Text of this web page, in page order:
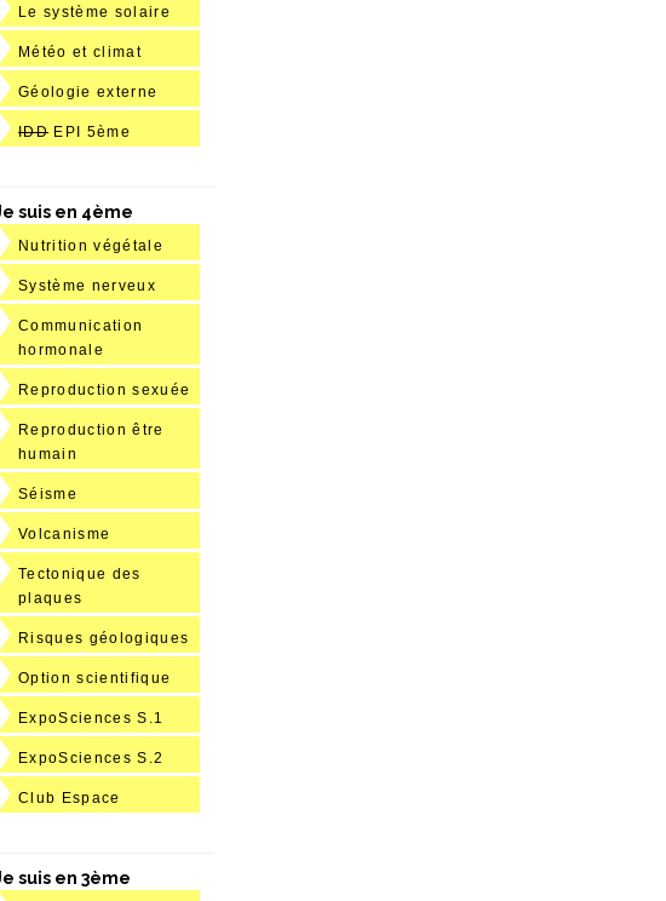
Le système solaire
Météo et climat
Géologie externe
IDD EPI 5ème
suis en 4ème
Nutrition végétale
Système nerveux
Communication
hormonale
Reproduction sexuée
Reproduction être
humain
Séisme
Volcanisme
Tectonique des
plaques
Risques géologiques
Option scientifique
ExpoSciences S.1
ExpoSciences S.2
Club Espace
suis en 3ème